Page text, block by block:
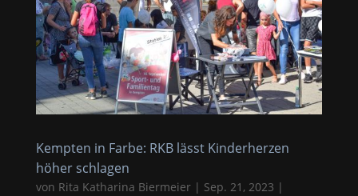
Kempten in Farbe: RKB lässt Kinderherzen
höher schlagen
von Rita Katharina Biermeier| Sep. 21, 2023 |